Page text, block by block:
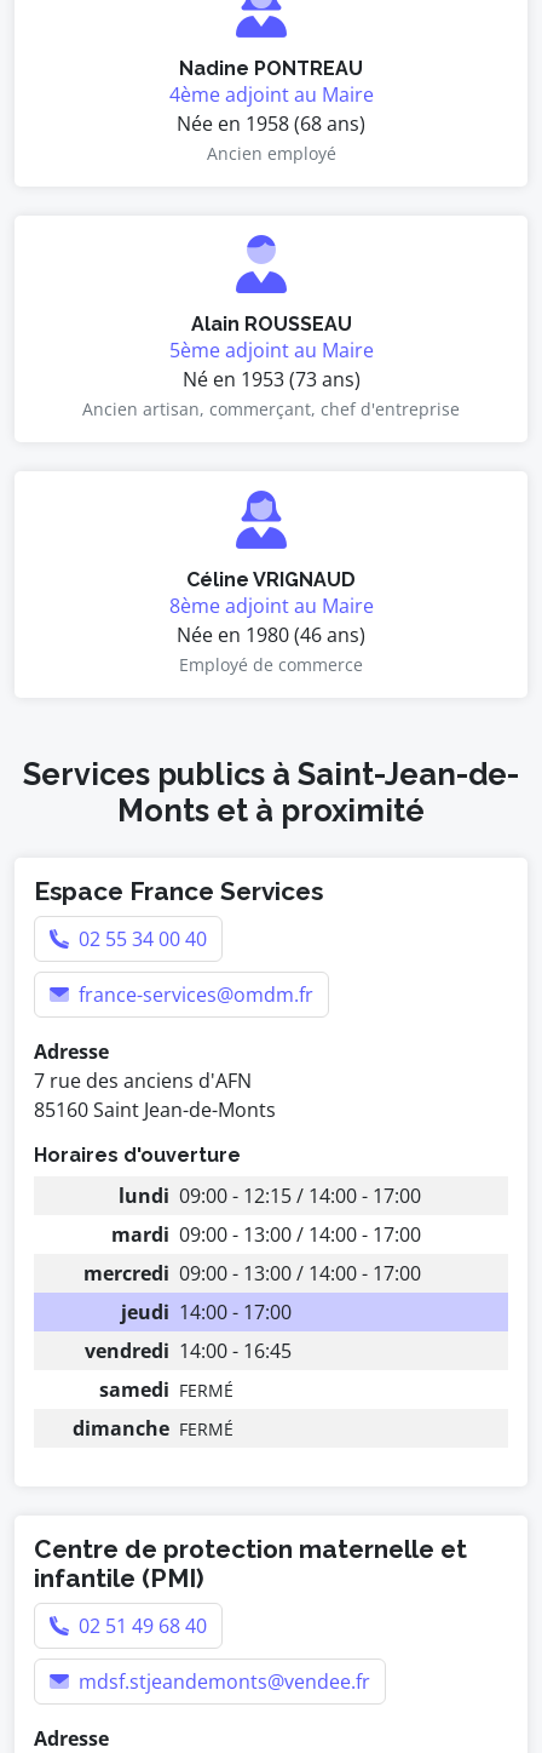
Nadine PONTREAU
4ème adjoint au Maire
Née en 1958 (68 ans)
Ancien employé
Alain ROUSSEAU
5ème adjoint au Maire
Né en 1953 (73 ans)
Ancien artisan, commerçant, chef d'entreprise
Céline VRIGNAUD
8ème adjoint au Maire
Née en 1980 (46 ans)
Employé de commerce
Services publics à Saint-Jean-de-
Monts et à proximité
Espace France Services
02 55 34 00 40
france-services@omdm.fr
Adresse
7 rue des anciens d'AFN
85160 Saint Jean-de-Monts
Horaires d'ouverture
lundi 09:00 - 12:15 / 14:00 - 17:00
mardi 09:00 - 13:00 / 14:00 - 17:00
mercredi 09:00 - 13:00 / 14:00 - 17:00
jeudi 14:00 - 17:00
vendredi 14:00 - 16:45
samedi FERMÉ
dimanche FERMÉ
Centre de protection maternelle et
infantile (PMI)
02 51 49 68 40
mdsf.stjeandemonts@vendee.fr
Adresse